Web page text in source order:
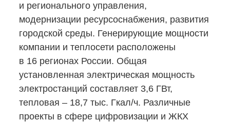
и регионального управления,
модернизации ресурсоснабжения, развития
городской среды. Генерирующие мощности
компании и теплосети расположены
в 16 регионах России. Общая
установленная электрическая мощность
электростанций составляет 3,6 ГВт,
тепловая – 18,7 тыс. Гкал/ч. Различные
проекты в сфере цифровизации и ЖКХ